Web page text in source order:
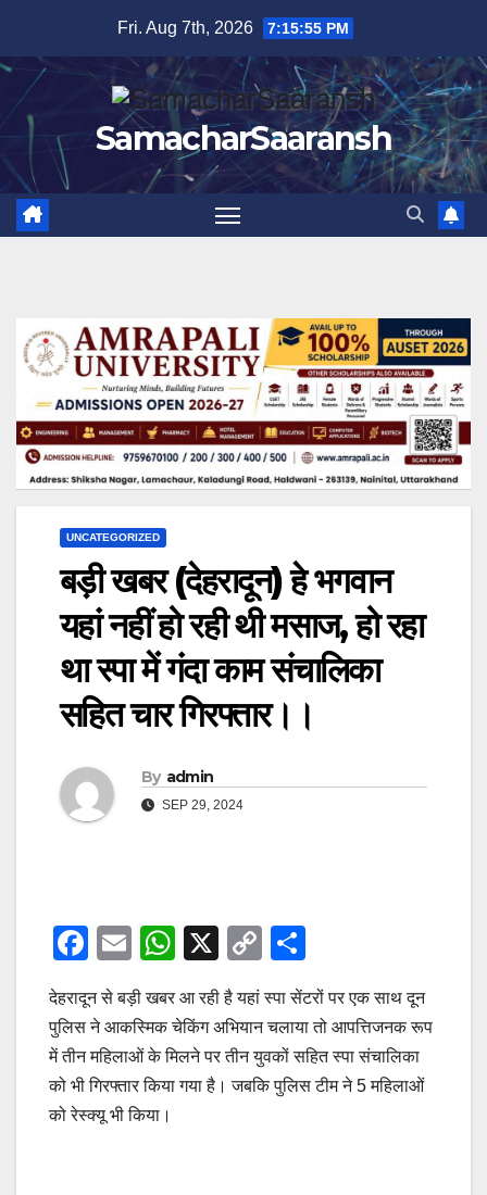
content
Fri. Aug 7th, 2026 7:15:55 PM
SamacharSaaransh
UNCATEGORIZED
बड़ी खबर (देहरादून) हे भगवान
यहां नहीं हो रही थी मसाज, हो रहा
था स्पा में गंदा काम संचालिका
सहित चार गिरफ्तार।।
By admin
SEP 29, 2024
F
a
c
e
b
o
E
ail
W
at
s
A
X
C
p
y
Li
h
ar
e
देहरादून से बड़ी खबर आ रही है यहां स्पा सेंटरों पर एक साथ दून
पुलिस ने आकस्मिक चेकिंग अभियान चलाया तो आपत्तिजनक रूप
में तीन महिलाओं के मिलने पर तीन युवकों सहित स्पा संचालिका
को भी गिरफ्तार किया गया है। जबकि पुलिस टीम ने 5 महिलाओं
को रेस्क्यू भी किया।